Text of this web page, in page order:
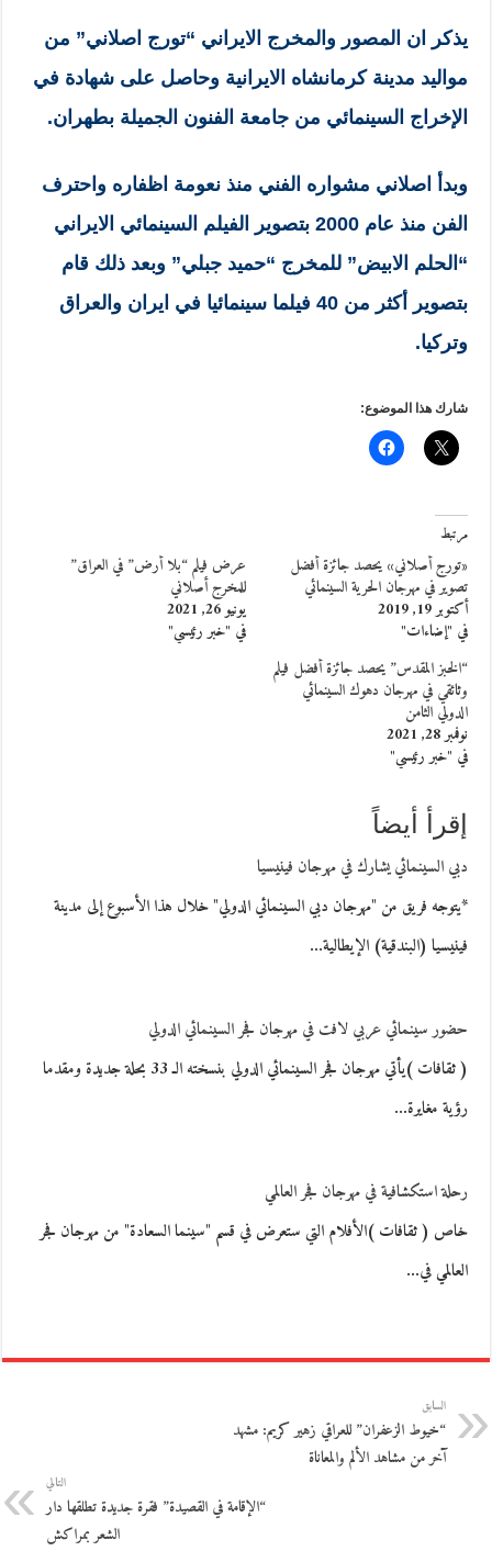
يذكر ان المصور والمخرج الايراني “تورج اصلاني” من
مواليد مدينة كرمانشاه الايرانية وحاصل على شهادة في
الإخراج السينمائي من جامعة الفنون الجميلة بطهران.
وبدأ اصلاني مشواره الفني منذ نعومة اظفاره واحترف
الفن منذ عام 2000 بتصوير الفيلم السينمائي الايراني
“الحلم الابيض” للمخرج “حميد جبلي” وبعد ذلك قام
بتصوير أكثر من 40 فيلما سينمائيا في ايران والعراق
وتركيا.
شارك هذا الموضوع:
مرتبط
«تورج أصلاني» یحصد جائزة أفضل
تصوير في مهرجان الحرية السينمائي
أكتوبر 19, 2019
في "إضاءات"
عرض فيلم “بلا أرض” في العراق”
للمخرج أصلاني
يونيو 26, 2021
في "خبر رئيسي"
“الخبز المقدس” يحصد جائزة أفضل فيلم
وثائقي في مهرجان دهوك السينمائي
الدولي الثامن
نوفمبر 28, 2021
في "خبر رئيسي"
إقرأ أيضاً
دبي السينمائي يشارك في مهرجان فينيسيا
*يتوجه فريق من "مهرجان دبي السينمائي الدولي" خلال هذا الأسبوع إلى مدينة
فينيسيا (البندقية) الإيطالية…
حضور سينمائي عربي لافت في مهرجان فجر السينمائي الدولي
( ثقافات )يأتي مهرجان فجر السينمائي الدولي بنسخته الـ 33 بحلة جديدة ومقدما
رؤية مغايرة…
رحلة استكشافية في مهرجان فجر العالمي
خاص ( ثقافات )الأفلام التي ستعرض في قسم "سينما السعادة" من مهرجان فجر
العالمي في…
السابق
“خيوط الزعفران” للعراقي زهير كريم: مشهد
آخر من مشاهد الألم والمعاناة
التالي
“الإقامة في القصيدة” فقرة جديدة تطلقها دار
الشعر بمراكش